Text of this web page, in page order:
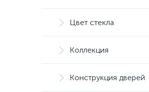
Цвет стекла
Коллекция
Конструкция дверей